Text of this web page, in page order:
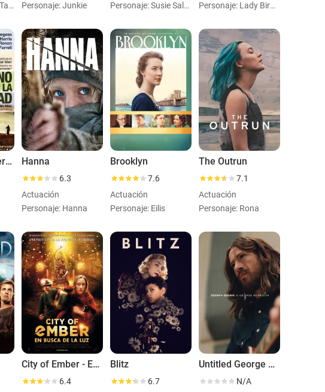
Personaje: Briony Tallis, aged 13
Personaje: Junkie
Personaje: Susie Salmon
Personaje: Lady Bird McPherson
Camino a la libertad Hanna
6.3
Actuación
Personaje: Hanna
Brooklyn
7.6
Actuación
Personaje: Eilis
The Outrun
7.1
Actuación
Personaje: Rona
City of Ember - En busca de la luz
6.4
Blitz
6.7
Untitled George Harrison Biopic
N/A